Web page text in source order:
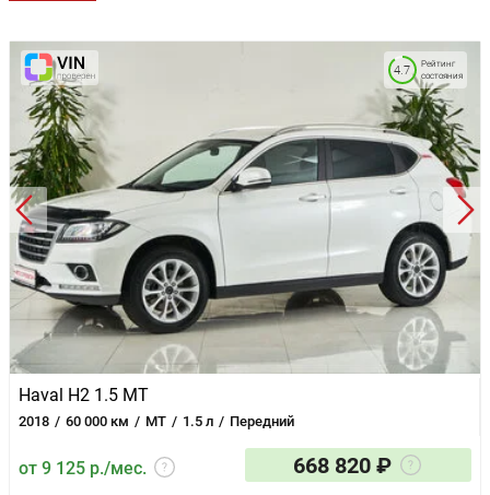
Haval H2 1.5 MT
2018 60 000 км MT 1.5 л Передний
Рейтинг
состояния
4.7
от 9 125 р./мес. 668 820 ₽